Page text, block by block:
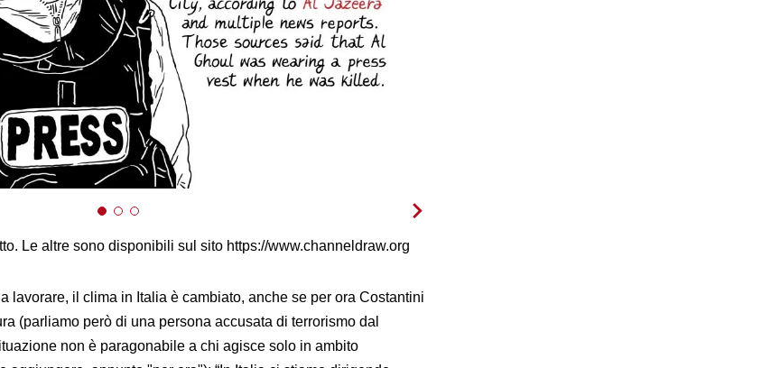
Le altre sono disponibili sul sito https://www.channeldraw.org
lavorare, il clima in Italia è cambiato, anche se per ora Costantini
(parliamo però di una persona accusata di terrorismo dal
non è paragonabile a chi agisce solo in ambito